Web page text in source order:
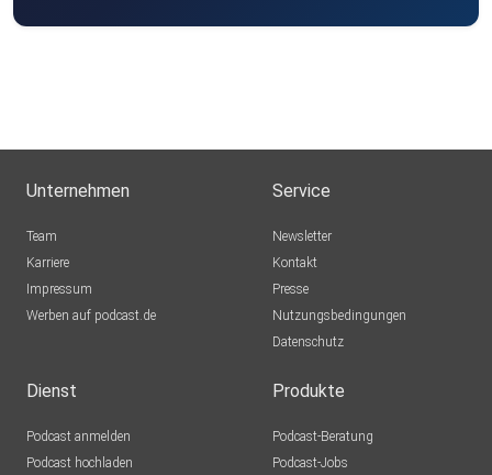
Unternehmen
Team
Karriere
Impressum
Werben auf podcast.de
Service
Newsletter
Kontakt
Presse
Nutzungsbedingungen
Datenschutz
Dienst
Podcast anmelden
Podcast hochladen
Produkte
Podcast-Beratung
Podcast-Jobs